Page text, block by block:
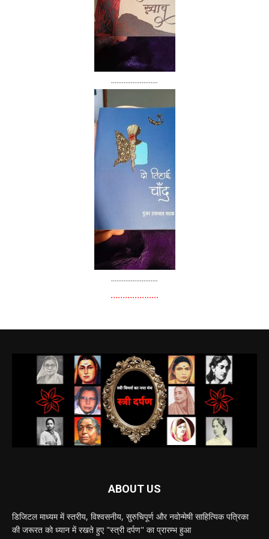
..........................
..........................
………………..
ABOUT US
डिजिटल माध्यम में स्तरीय, विश्वसनीय, सुरुचिपूर्ण और नवोन्मेषी साहित्यिक पत्रिका
की जरूरत को ध्यान में रखते हुए "स्त्री दर्पण" का प्रारम्भ हुआ